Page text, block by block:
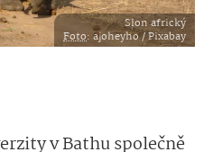
Slon africký
Foto: ajoheyho / Pixabay
v Bathu společně